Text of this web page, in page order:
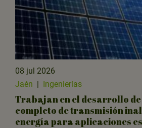
08 jul 2026
Jaén | Ingenierías
Trabajan en el desarrollo de
completo de transmisión
energía para aplicaciones